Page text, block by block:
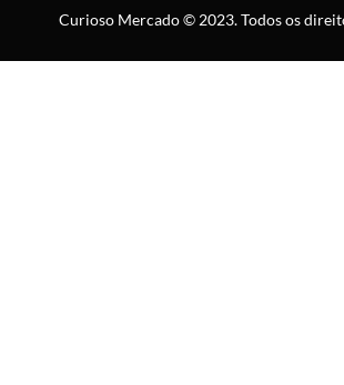
Curioso Mercado © 2023. Todos os